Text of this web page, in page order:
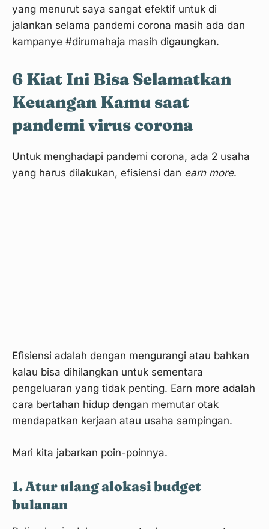
yang menurut saya sangat efektif untuk di
jalankan selama pandemi corona masih ada dan
kampanye #dirumahaja masih digaungkan.
6 Kiat Ini Bisa Selamatkan
Keuangan Kamu saat
pandemi virus corona
Untuk menghadapi pandemi corona, ada 2 usaha
yang harus dilakukan, efisiensi dan earn more.
Efisiensi adalah dengan mengurangi atau bahkan
kalau bisa dihilangkan untuk sementara
pengeluaran yang tidak penting. Earn more adalah
cara bertahan hidup dengan memutar otak
mendapatkan kerjaan atau usaha sampingan.
Mari kita jabarkan poin-poinnya.
1. Atur ulang alokasi budget
bulanan